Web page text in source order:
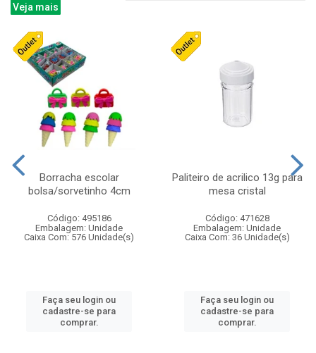
Veja mais
Borracha escolar
bolsa/sorvetinho 4cm
Código: 495186
Embalagem: Unidade
Caixa Com: 576 Unidade(s)
Faça seu login ou
cadastre-se para
comprar.
Paliteiro de acrilico 13g para
mesa cristal
Código: 471628
Embalagem: Unidade
Caixa Com: 36 Unidade(s)
Faça seu login ou
cadastre-se para
comprar.